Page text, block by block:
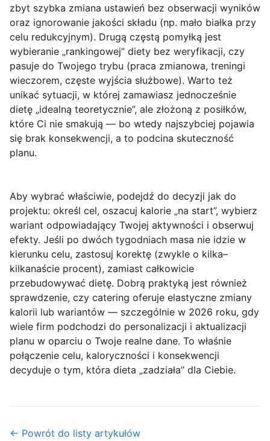
zbyt szybka zmiana ustawień bez obserwacji wyników
oraz ignorowanie jakości składu (np. mało białka przy
celu redukcyjnym). Drugą częstą pomyłką jest
wybieranie „rankingowej” diety bez weryfikacji, czy
pasuje do Twojego trybu (praca zmianowa, treningi
wieczorem, częste wyjścia służbowe). Warto też
unikać sytuacji, w której zamawiasz jednocześnie
dietę „idealną teoretycznie”, ale złożoną z posiłków,
które Ci nie smakują — bo wtedy najszybciej pojawia
się brak konsekwencji, a to podcina skuteczność
planu.
Aby wybrać właściwie, podejdź do decyzji jak do
projektu: określ cel, oszacuj kalorie „na start”, wybierz
wariant odpowiadający Twojej aktywności i obserwuj
efekty. Jeśli po dwóch tygodniach masa nie idzie w
kierunku celu, zastosuj korektę (zwykle o kilka–
kilkanaście procent), zamiast całkowicie
przebudowywać dietę. Dobrą praktyką jest również
sprawdzenie, czy catering oferuje elastyczne zmiany
kalorii lub wariantów — szczególnie w 2026 roku, gdy
wiele firm podchodzi do personalizacji i aktualizacji
planu w oparciu o Twoje realne dane. To właśnie
połączenie celu, kaloryczności i konsekwencji
decyduje o tym, która dieta „zadziała” dla Ciebie.
← Powrót do listy artykułów